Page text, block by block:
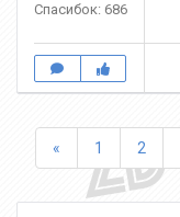
Спасибок: 686
« Назад1 2